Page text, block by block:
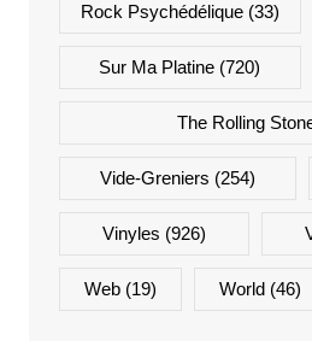
Rock Psychédélique(33)
Sur Ma Platine (720)
The Rolling
Vide-Greniers (254)
Vinyles (926)
Web(19) World (46)